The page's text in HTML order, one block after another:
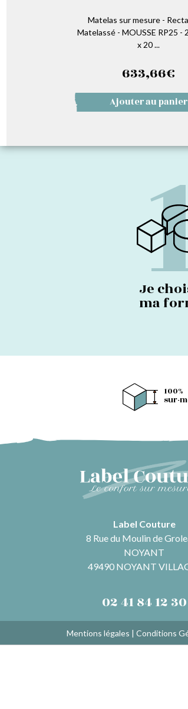
Matelas sur mesure -
Matelassé - MOUSSE RP25 -
x 20 ...
633,66€
Ajouter au panier
Je
ma
100%
sur-
Label Couture
8 Rue du Moulin de
NOYANT
49490 NOYANT
02 41 84 12 30
Mentions légales | Conditions